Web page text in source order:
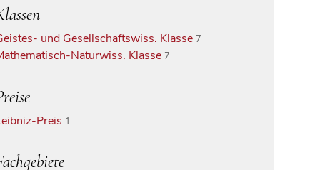
und Gesellschaftswiss. Klasse 7
Naturwiss. Klasse 7
Preis 1